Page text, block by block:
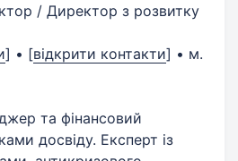
/ Директор з розвитку
] • [відкрити контакти] • м.
та фінансовий
досвіду. Експерт із